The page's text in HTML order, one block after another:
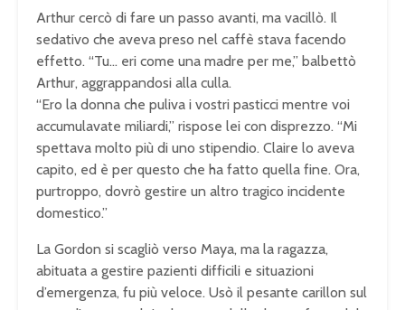
Arthur cercò di fare un passo avanti, ma vacillò. Il
sedativo che aveva preso nel caffè stava facendo
effetto. “Tu… eri come una madre per me,” balbettò
Arthur, aggrappandosi alla culla.
“Ero la donna che puliva i vostri pasticci mentre voi
accumulavate miliardi,” rispose lei con disprezzo. “Mi
spettava molto più di uno stipendio. Claire lo aveva
capito, ed è per questo che ha fatto quella fine. Ora,
purtroppo, dovrò gestire un altro tragico incidente
domestico.”
La Gordon si scagliò verso Maya, ma la ragazza,
abituata a gestire pazienti difficili e situazioni
d’emergenza, fu più veloce. Usò il pesante carillon sul